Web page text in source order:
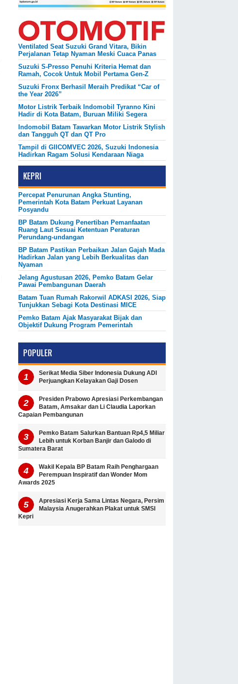
Ventilated Seat Suzuki Grand Vitara, Bikin
Perjalanan Tetap Nyaman Meski Cuaca Panas
Suzuki S-Presso Penuhi Kriteria Hemat dan
Ramah, Cocok Untuk Mobil Pertama Gen-Z
Suzuki Fronx Berhasil Meraih Predikat “Car of
the Year 2026”
Motor Listrik Terbaik Indomobil Tyranno Kini
Hadir di Kota Batam, Buruan Miliki Segera
Indomobil Batam Tawarkan Motor Listrik Stylish
dan Tangguh QT dan QT Pro
Tampil di GIICOMVEC 2026, Suzuki Indonesia
Hadirkan Ragam Solusi Kendaraan Niaga
KEPRI
Percepat Penurunan Angka Stunting,
Pemerintah Kota Batam Perkuat Layanan
Posyandu
BP Batam Dukung Penertiban Pemanfaatan
Ruang Laut Sesuai Ketentuan Peraturan
Perundang-undangan
BP Batam Pastikan Perbaikan Jalan Gajah Mada
Hadirkan Jalan yang Lebih Berkualitas dan
Nyaman
Jelang Agustusan 2026, Pemko Batam Gelar
Pawai Pembangunan Daerah
Batam Tuan Rumah Rakorwil ADKASI 2026, Siap
Tunjukkan Sebagi Kota Destinasi MICE
Pemko Batam Ajak Masyarakat Bijak dan
Objektif Dukung Program Pemerintah
POPULER
Serikat Media Siber Indonesia Dukung ADI
Perjuangkan Kelayakan Gaji Dosen
Presiden Prabowo Apresiasi Perkembangan
Batam, Amsakar dan Li Claudia Laporkan
Capaian Pembangunan
Pemko Batam Salurkan Bantuan Rp4,5 Miliar
Lebih untuk Korban Banjir dan Galodo di
Sumatera Barat
Wakil Kepala BP Batam Raih Penghargaan
Perempuan Inspiratif dan Wonder Mom
Awards 2025
Apresiasi Kerja Sama Lintas Negara, Persim
Malaysia Anugerahkan Plakat untuk SMSI
Kepri